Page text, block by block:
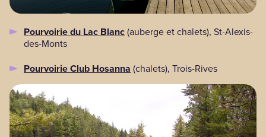
Pourvoirie du Lac Blanc(auberge et chalets), St-Alexis-
des-Monts
Pourvoirie Club Hosanna (chalets), Trois-Rives